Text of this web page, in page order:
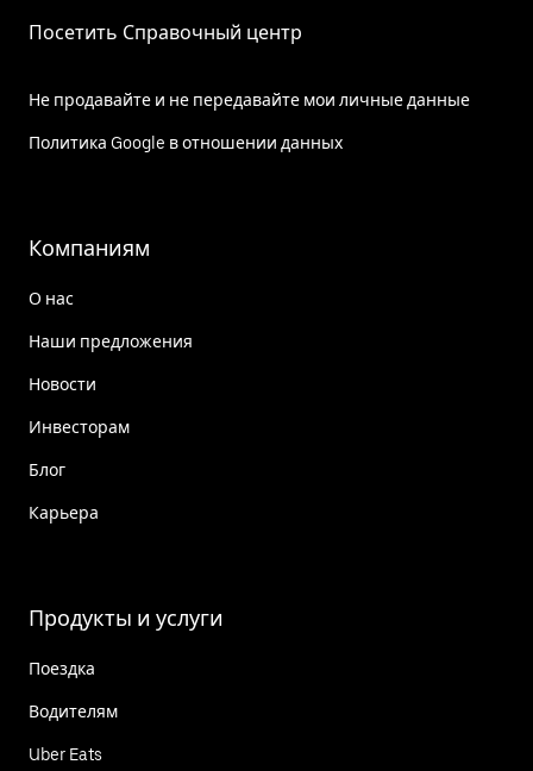
Посетить Справочный центр
Не продавайте и не передавайте мои личные данные
Политика Google в отношении данных
Компаниям
О нас
Наши предложения
Новости
Инвесторам
Блог
Карьера
Продукты и услуги
Поездка
Водителям
Uber Eats